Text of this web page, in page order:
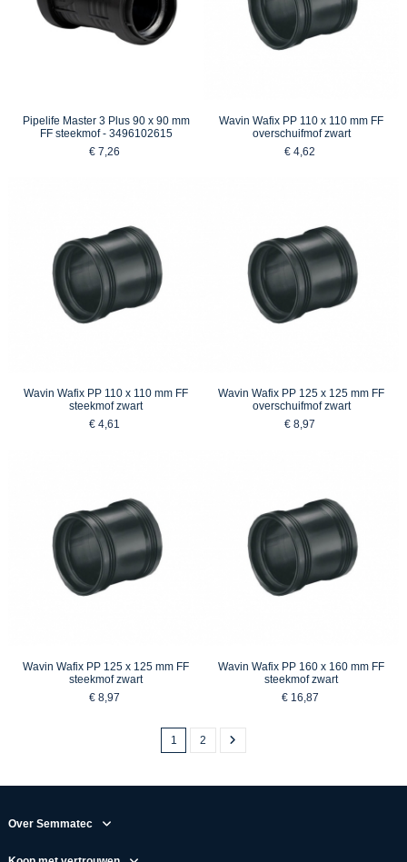
Pipelife Master 3 Plus 90 x 90 mm
FF steekmof - 3496102615
€ 7,26
Wavin Wafix PP 110 x 110 mm FF
overschuifmof zwart
€ 4,62
Wavin Wafix PP 110 x 110 mm FF
steekmof zwart
€ 4,61
Wavin Wafix PP 125 x 125 mm FF
overschuifmof zwart
€ 8,97
Wavin Wafix PP 125 x 125 mm FF
steekmof zwart
€ 8,97
Wavin Wafix PP 160 x 160 mm FF
steekmof zwart
€ 16,87
1 2
Over Semmatec